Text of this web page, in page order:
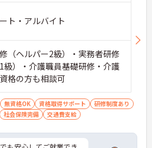
ト・アルバイト
（ヘルパー2級）・実務者研修
1級）・介護職員基礎研修・介護
格の方も相談可
無資格OK 資格取得サポート
研修制度あり
社会保険完備 交通費支給